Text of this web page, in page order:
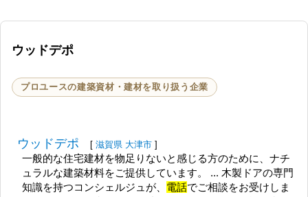
ウッドデポ
プロユースの建築資材・建材を取り扱う企業
ウッドデポ [ 滋賀県 大津市 ]
一般的な住宅建材を物足りないと感じる方のために、ナチ
ュラルな建築材料をご提供しています。 ... 木製ドアの専門
知識を持つコンシェルジュが、 電話でご相談をお受けしま